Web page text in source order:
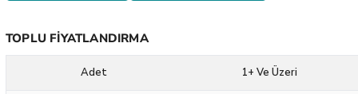
TOPLU FIYATLANDIRMA
Adet 1+ Ve Üzeri